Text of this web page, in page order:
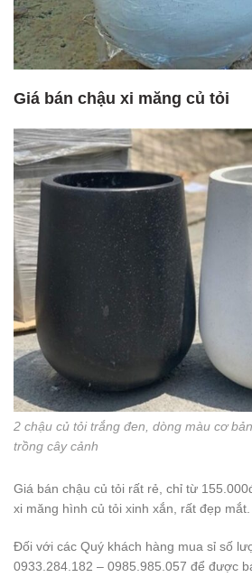
Giá bán chậu xi măng củ tỏi
2 chậu củ tỏi trắng đen, dòng màu cơ
trồng cây cảnh
Giá bán chậu củ tỏi rất rẻ, chỉ từ
xi măng hình củ tỏi xinh xắn, rất đẹp mắt.
Đối với các Quý khách hàng mua sỉ số
0933.284.182 – 0985.985.057 để được